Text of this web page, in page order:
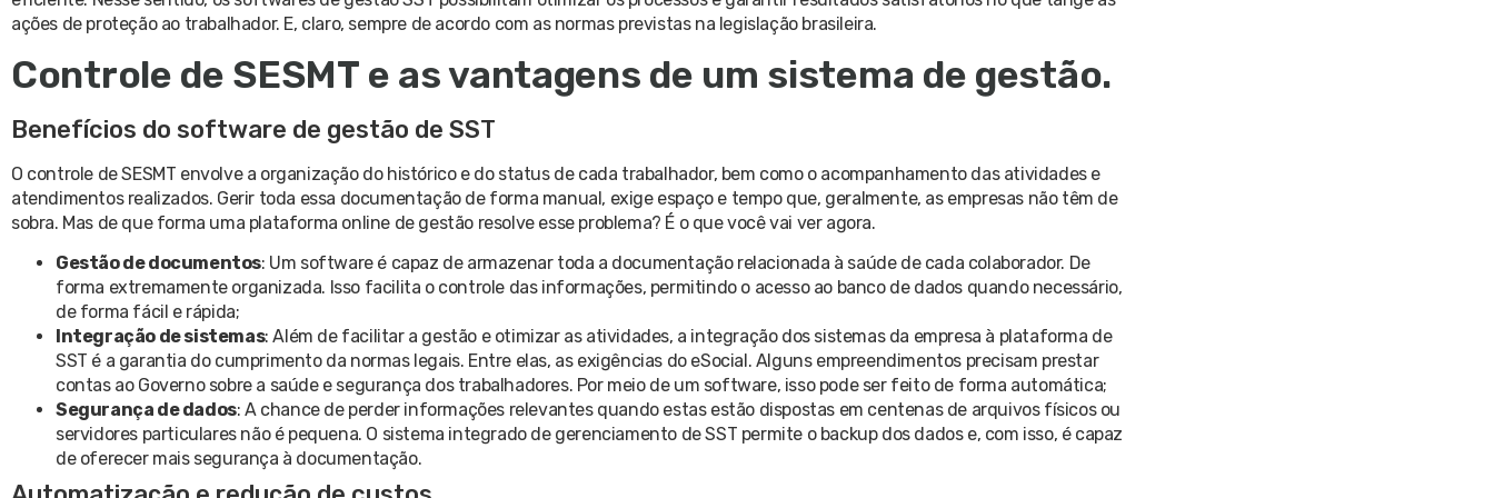
ações de proteção ao trabalhador. E, claro, sempre de acordo com as normas previstas na legislação brasileira.
Controle de SESMT e as vantagens de um sistema de gestão.
Benefícios do software de gestão de SST
O controle de SESMT envolve a organização do histórico e do status de cada trabalhador, bem como o acompanhamento das atividades e
atendimentos realizados. Gerir toda essa documentação de forma manual, exige espaço e tempo que, geralmente, as empresas não têm de
sobra. Mas de que forma uma plataforma online de gestão resolve esse problema? É o que você vai ver agora.
Gestão de documentos: Um software é capaz de armazenar toda a documentação relacionada à saúde de cada colaborador. De
forma extremamente organizada. Isso facilita o controle das informações, permitindo o acesso ao banco de dados quando necessário,
de forma fácil e rápida;
Integração de sistemas: Além de facilitar a gestão e otimizar as atividades, a integração dos sistemas da empresa à plataforma de
SST é a garantia do cumprimento da normas legais. Entre elas, as exigências do eSocial. Alguns empreendimentos precisam prestar
contas ao Governo sobre a saúde e segurança dos trabalhadores. Por meio de um software, isso pode ser feito de forma automática;
Segurança de dados: A chance de perder informações relevantes quando estas estão dispostas em centenas de arquivos físicos ou
servidores particulares não é pequena. O sistema integrado de gerenciamento de SST permite o backup dos dados e, com isso, é capaz
de oferecer mais segurança à documentação.